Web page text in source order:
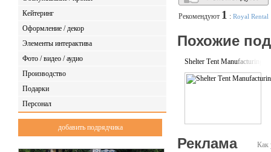
Кейтеринг
Оформление / декор
Элементы интерактива
Фото / видео / аудио
Производство
Подарки
Персонал
добавить подрядчика
· Свет: Широкий парк
· Эксклюзив:
«Экспофоруме», ВК
Отдельно хотим
размещения в любом
Рекомендуют 1 : Royal Rental
Похожие
Shelter Тent Manufacturing
Как
Реклама